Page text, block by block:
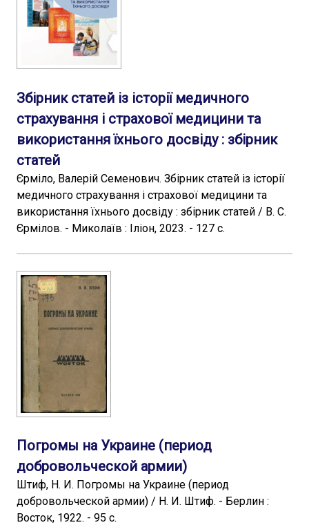
Збірник статей із історії медичного
страхування і страхової медицини та
використання їхнього досвіду : збірник
статей
Єрміло, Валерій Семенович. Збірник статей із історії
медичного страхування і страхової медицини та
використання їхнього досвіду : збірник статей / В. С.
Єрмілов. - Миколаїв : Іліон, 2023. - 127 с.
Погромы на Украине (период
добровольческой армии)
Штиф, Н. И. Погромы на Украине (период
добровольческой армии) / Н. И. Штиф. - Берлин :
Восток, 1922. - 95 с.